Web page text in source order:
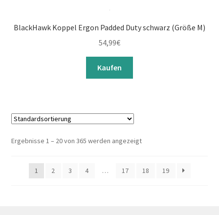
BlackHawk Koppel Ergon Padded Duty schwarz (Größe M)
54,99€
Kaufen
Ergebnisse 1 – 20 von 365 werden angezeigt
1 2 3 4 … 17 18 19